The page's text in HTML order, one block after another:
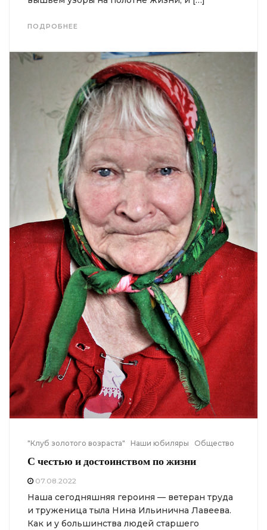
ПОДРОБНЕЕ
"Клуб золотого возраста" Наши юбиляры Общество
С честью и достоинством по жизни
07.08.2022
Наша сегодняшняя героиня — ветеран труда
и труженица тыла Нина Ильинична Лавеева.
Как и у большинства людей старшего